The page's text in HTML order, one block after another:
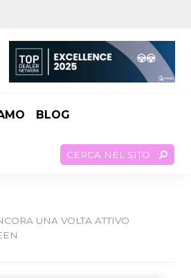
BLOG
CERCA NEL SITO
UNA VOLTA ATTIVO